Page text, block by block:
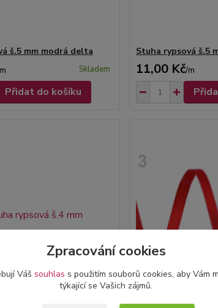
š.5 mm modrá delta
Skladem
Přidat do košíku
Stuha rypsová š.5
11,00 Kč/m
Zpracování cookies
Váš souhlas s použitím souborů cookies, aby Vám
týkající se Vašich zájmů.